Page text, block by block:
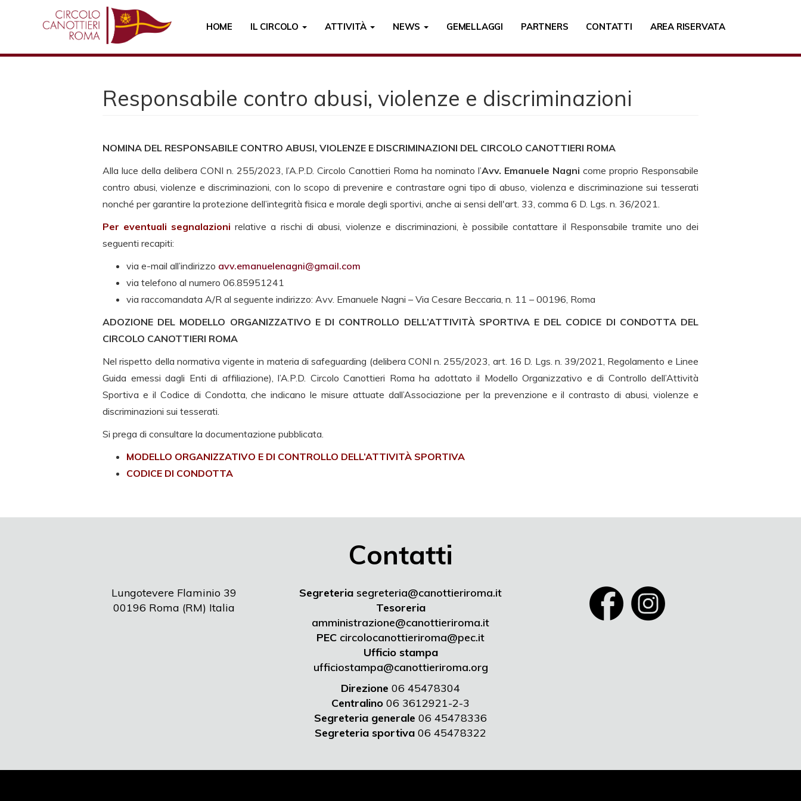
contenuto
HOME IL CIRCOLO ATTIVITÀ NEWS GEMELLAGGI PARTNERS CONTATTI AREA RISERVATA
Responsabile contro abusi, violenze e discriminazioni
NOMINA DEL RESPONSABILE CONTRO ABUSI, VIOLENZE E DISCRIMINAZIONI DEL CIRCOLO CANOTTIERI ROMA
Alla luce della delibera CONI n. 255/2023, l’A.P.D. Circolo Canottieri Roma ha nominato l’Avv. Emanuele Nagni come proprio Responsabile
contro abusi, violenze e discriminazioni, con lo scopo di prevenire e contrastare ogni tipo di abuso, violenza e discriminazione sui tesserati
nonché per garantire la protezione dell’integrità fisica e morale degli sportivi, anche ai sensi dell'art. 33, comma 6 D. Lgs. n. 36/2021.
Per eventuali segnalazioni relative a rischi di abusi, violenze e discriminazioni, è possibile contattare il Responsabile tramite uno dei
seguenti recapiti:
via e-mail all’indirizzo avv.emanuelenagni@gmail.com
via telefono al numero 06.85951241
via raccomandata A/R al seguente indirizzo: Avv. Emanuele Nagni – Via Cesare Beccaria, n. 11 – 00196, Roma
ADOZIONE DEL MODELLO ORGANIZZATIVO E DI CONTROLLO DELL’ATTIVITÀ SPORTIVA E DEL CODICE DI CONDOTTA DEL
CIRCOLO CANOTTIERI ROMA
Nel rispetto della normativa vigente in materia di safeguarding (delibera CONI n. 255/2023, art. 16 D. Lgs. n. 39/2021, Regolamento e Linee
Guida emessi dagli Enti di affiliazione), l’A.P.D. Circolo Canottieri Roma ha adottato il Modello Organizzativo e di Controllo dell’Attività
Sportiva e il Codice di Condotta, che indicano le misure attuate dall’Associazione per la prevenzione e il contrasto di abusi, violenze e
discriminazioni sui tesserati.
Si prega di consultare la documentazione pubblicata.
MODELLO ORGANIZZATIVO E DI CONTROLLO DELL’ATTIVITÀ SPORTIVA
CODICE DI CONDOTTA
Contatti
Lungotevere Flaminio 39
00196 Roma (RM) Italia
Segreteria segreteria@canottieriroma.it
Tesoreria
amministrazione@canottieriroma.it
PEC circolocanottieriroma@pec.it
Ufficio stampa
ufficiostampa@canottieriroma.org
Direzione 06 45478304
Centralino 06 3612921-2-3
Segreteria generale 06 45478336
Segreteria sportiva 06 45478322